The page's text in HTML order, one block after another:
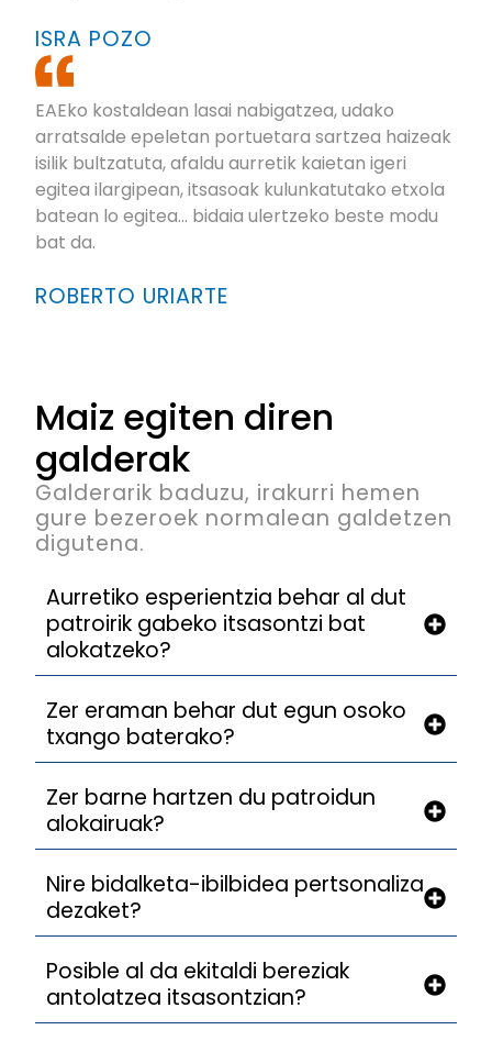
ISRA POZO
EAEko kostaldean lasai nabigatzea, udako
arratsalde epeletan portuetara sartzea haizeak
isilik bultzatuta, afaldu aurretik kaietan igeri
egitea ilargipean, itsasoak kulunkatutako etxola
batean lo egitea... bidaia ulertzeko beste modu
bat da.
ROBERTO URIARTE
Maiz egiten diren
galderak
Galderarik baduzu, irakurri hemen
gure bezeroek normalean galdetzen
digutena.
Aurretiko esperientzia behar al dut
patroirik gabeko itsasontzi bat
alokatzeko?
Zer eraman behar dut egun osoko
txango baterako?
Zer barne hartzen du patroidun
alokairuak?
Nire bidalketa-ibilbidea pertsonaliza
dezaket?
Posible al da ekitaldi bereziak
antolatzea itsasontzian?